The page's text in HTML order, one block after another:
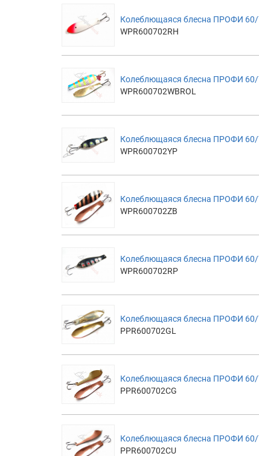
Колеблющаяся блесна ПРОФИ 60/
WPR600702RH
Колеблющаяся блесна ПРОФИ 60/
WPR600702WBROL
Колеблющаяся блесна ПРОФИ 60/
WPR600702YP
Колеблющаяся блесна ПРОФИ 60/
WPR600702ZB
Колеблющаяся блесна ПРОФИ 60/
WPR600702RP
Колеблющаяся блесна ПРОФИ 60/
PPR600702GL
Колеблющаяся блесна ПРОФИ 60/
PPR600702CG
Колеблющаяся блесна ПРОФИ 60/
PPR600702CU